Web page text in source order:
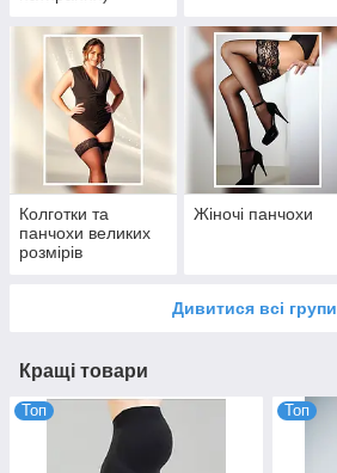
Колготки та
панчохи великих
розмірів
Жіночі панчохи
Дивитися всі групи
Кращі товари
Топ Топ